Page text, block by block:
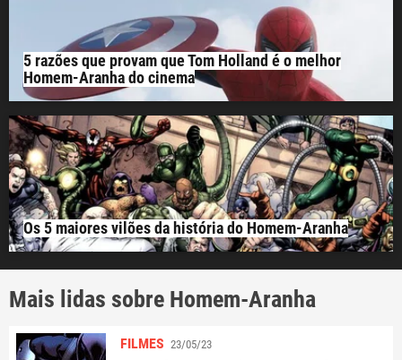
5 razões que provam que Tom Holland é o melhor
Homem-Aranha do cinema
Os 5 maiores vilões da história do Homem-Aranha
Mais lidas sobre Homem-Aranha
FILMES 23/05/23